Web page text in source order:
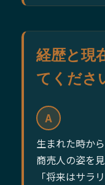
経歴と現
てくださ
A
生まれた時か
商売人の姿を
「将来はサラ